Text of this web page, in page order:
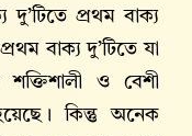
প্রথম বাক্য
বাক্য দু’টিতে যা
ও বেশী
কিন্তু অনেক